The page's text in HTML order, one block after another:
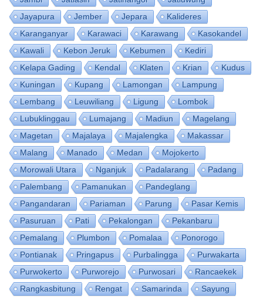
Jayapura
Jember Jepara
Kalideres
Karanganyar
Karawaci Karawang
Kasokandel
Kawali
Kebon Jeruk Kebumen
Kediri
Kelapa Gading
Kendal Klaten Krian
Kudus
Kuningan
Kupang Lamongan
Lampung
Lembang
Leuwiliang Ligung
Lombok
Lubuklinggau
Lumajang Madiun
Magelang
Magetan
Majalaya Majalengka
Makassar
Malang
Manado Medan
Mojokerto
Morowali Utara
Nganjuk Padalarang
Padang
Palembang
Pamanukan
Pandeglang
Pangandaran
Pariaman Parung
Pasar Kemis
Pasuruan
Pati Pekalongan
Pekanbaru
Pemalang
Plumbon Pomalaa
Ponorogo
Pontianak
Pringapus Purbalingga
Purwakarta
Purwokerto
Purworejo Purwosari
Rancaekek
Rangkasbitung
Rengat Samarinda
Sayung